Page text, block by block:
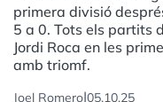
primera divisió
5 a 0. Tots els partits
Jordi Roca en les
amb triomf.
Joel Romero|05.10.25